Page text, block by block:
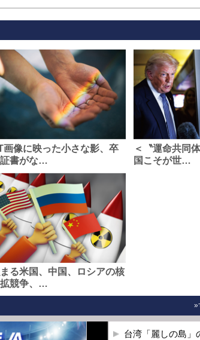
画像に映った小さな影、卒
書がな…
＜〝運命共同
国こそが世…
る米国、中国、ロシアの核
競争、…
»
台湾「麗しの島」